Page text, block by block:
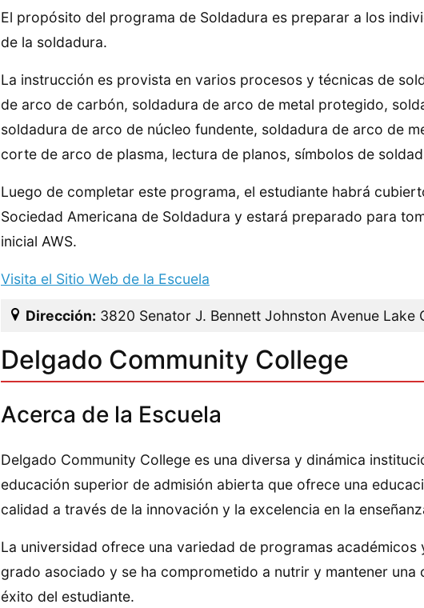
El propósito del programa de Soldadura es preparar a los
de la soldadura.
La instrucción es provista en varios procesos y técnicas de
de arco de carbón, soldadura de arco de metal protegido,
soldadura de arco de núcleo fundente, soldadura de arco de
corte de arco de plasma, lectura de planos, símbolos de
Luego de completar este programa, el estudiante habrá
Sociedad Americana de Soldadura y estará preparado para
inicial AWS.
Visita el Sitio Web de la Escuela
Dirección: 3820 Senator J. Bennett Johnston Avenue Lake
Delgado Community College
Acerca de la Escuela
Delgado Community College es una diversa y dinámica
educación superior de admisión abierta que ofrece una
calidad a través de la innovación y la excelencia en la
La universidad ofrece una variedad de programas
grado asociado y se ha comprometido a nutrir y mantener una
éxito del estudiante.